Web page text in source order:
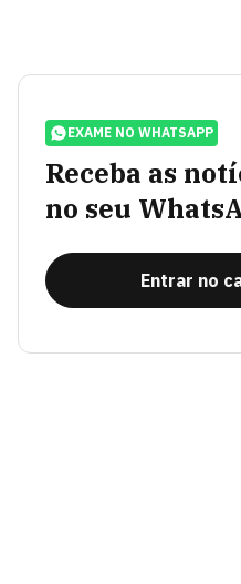
EXAME NO WHATSAPP
Receba as
no seu
Entrar no